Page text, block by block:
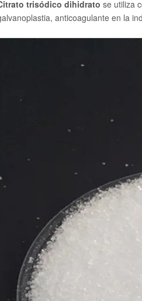
trisódico dihidrato se utiliza
anticoagulante en la